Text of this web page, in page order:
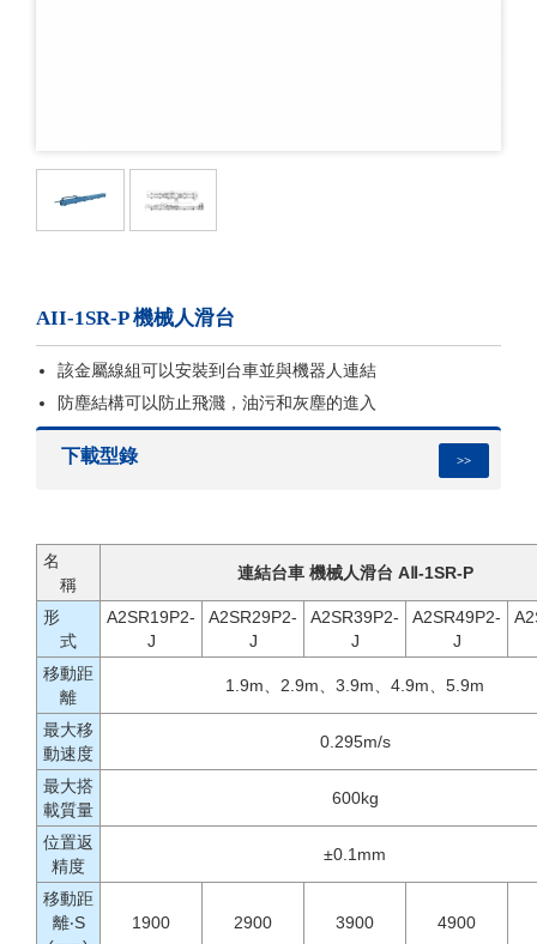
AII-1SR-P 機械人滑台
該金屬線組可以安裝到台車並與機器人連結
防塵結構可以防止飛濺，油污和灰塵的進入
>>
下載型錄
名
稱
連結台車 機械人滑台 AⅡ-1SR-P
形
式
A2SR19P2-
J
A2SR29P2-
J
A2SR39P2-
J
A2SR49P2-
J
移動距
離
1.9m、2.9m、3.9m、4.9m、5.9m
最大移
動速度
0.295m/s
最大搭
載質量
600kg
位置返
精度
±0.1mm
移動距
離‧S
1900 2900 3900 4900